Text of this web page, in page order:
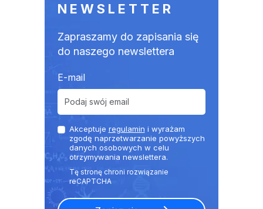
NEWSLETTER
Zapraszamy do zapisania się
do naszego newslettera
E-mail
Akceptuje regulamin i wyrażam
zgodę naprzetwarzanie powyższych
danych osobowych w celu
otrzymywania newslettera.